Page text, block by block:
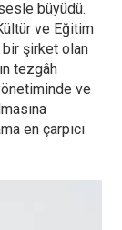
büyüdü.
ve Eğitim
bir şirket olan
tezgâh
ve
en çarpıcı